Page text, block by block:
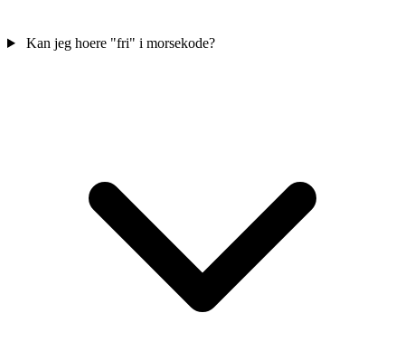
Kan jeg hoere "fri" i morsekode?